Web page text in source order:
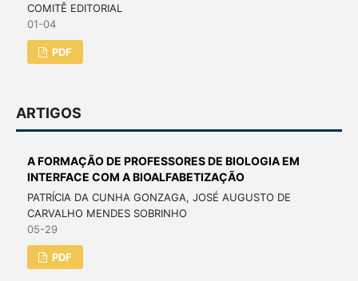
COMITÊ EDITORIAL
01-04
PDF
ARTIGOS
A FORMAÇÃO DE PROFESSORES DE BIOLOGIA EM
INTERFACE COM A BIOALFABETIZAÇÃO
PATRÍCIA DA CUNHA GONZAGA, JOSÉ AUGUSTO DE
CARVALHO MENDES SOBRINHO
05-29
PDF